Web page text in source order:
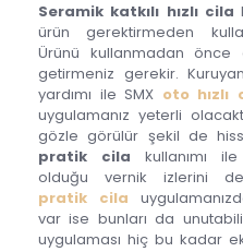
Seramik katkılı hızlı cila
ürün gerektirmeden
Ürünü kullanmadan önce
getirmeniz gerekir.
yardımı ile SMX oto hızlı
uygulamanız yeterli
gözle görülür şekil de
pratik cila kullanımı
olduğu vernik izlerini de
pratik cila
var ise bunları da
uygulaması hiç bu kadar